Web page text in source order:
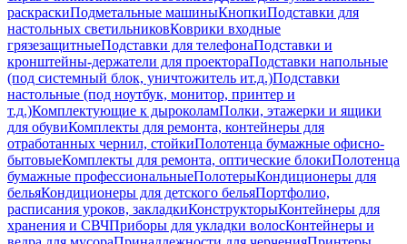
раскраскиПодметальные машиныКнопкиПодставки для
настольных светильниковКоврики входные
грязезащитныеПодставки для телефонаПодставки и
кронштейны-держатели для проектораПодставки напольные
(под системный блок, уничтожитель ит.д.)Подставки
настольные (под ноутбук, монитор, принтер и
т.д.)Комплектующие к дыроколамПолки, этажерки и ящики
для обувиКомплекты для ремонта, контейнеры для
отработанных чернил, стойкиПолотенца бумажные офисно-
бытовыеКомплекты для ремонта, оптические блокиПолотенца
бумажные профессиональныеПолотерыКондиционеры для
бельяКондиционеры для детского бельяПортфолио,
расписания уроков, закладкиКонструкторыКонтейнеры для
хранения и СВЧПриборы для укладки волосКонтейнеры и